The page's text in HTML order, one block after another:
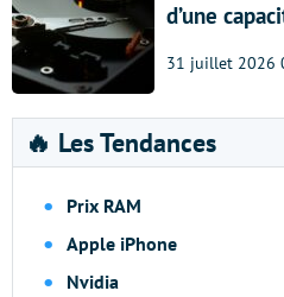
d’une
31 juillet 2026
🔥 Les Tendances
Prix RAM
Apple iPhone
Nvidia